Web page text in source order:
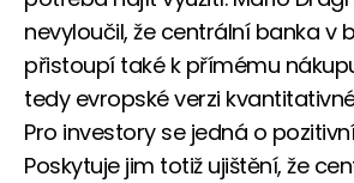
nevyloučil, že centrální banka v
přistoupí také k přímému
tedy evropské verzi
Pro investory se jedná o
Poskytuje jim totiž ujištění, že